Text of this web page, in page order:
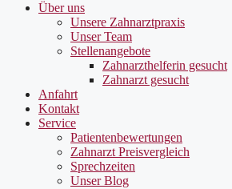
Über uns
Unsere Zahnarztpraxis
Unser Team
Stellenangebote
Zahnarzthelferin gesucht
Zahnarzt gesucht
Anfahrt
Kontakt
Service
Patientenbewertungen
Zahnarzt Preisvergleich
Sprechzeiten
Unser Blog